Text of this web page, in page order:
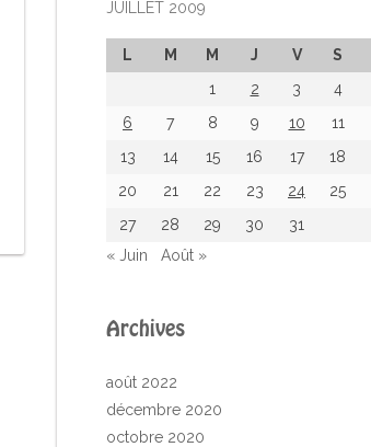
JUILLET 2009
L M M J V S
1
2 3 4
6
7 8 9 10 11
13
14 15 16 17 18
20
21 22 23 24 25
27
28 29 30
31
« Juin
Août »
Archives
août 2022
décembre 2020
octobre 2020